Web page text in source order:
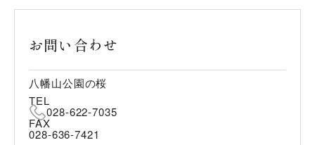
お問い合わせ
八幡山公園の桜
TEL
028-622-7035
FAX
028-636-7421